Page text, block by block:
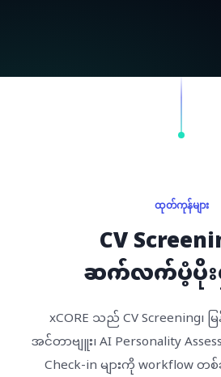
ထုတ်ကုန်များ
CV
ဆက်လက်ပံ့ပို
xCORE သည် CV Screening၊
အင်တာဗျူး၊ AI Personality
Check-in များကို